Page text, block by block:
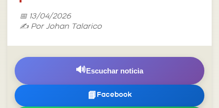
📅 13/04/2026
✍️ Por Johan Talarico
🔊Escuchar noticia
📘 Facebook